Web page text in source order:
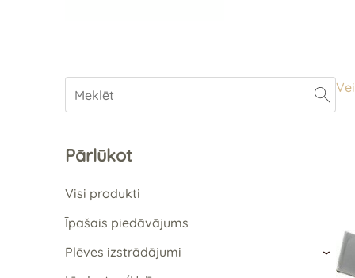
Pārlūkot
Visi produkti
Īpašais piedāvājums
Plēves izstrādājumi
›